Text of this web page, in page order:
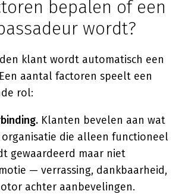
bepalen of een
wordt?
klant wordt automatisch een
aantal factoren speelt een
rol:
Klanten bevelen aan wat
organisatie die alleen functioneel
gewaardeerd maar niet
— verrassing, dankbaarheid,
achter aanbevelingen.